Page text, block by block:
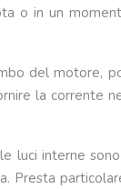
o in un
del motore,
la corrente
luci interne
Presta